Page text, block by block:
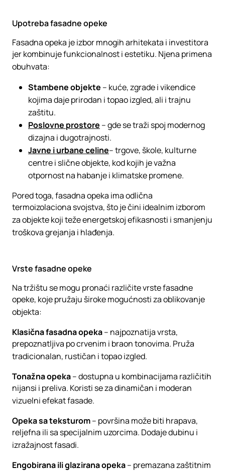
Upotreba fasadne opeke
Fasadna opeka je izbor mnogih arhitekata i investitora
jer kombinuje funkcionalnost i estetiku. Njena primena
obuhvata:
Stambene objekte – kuće, zgrade i vikendice
kojima daje prirodan i topao izgled, ali i trajnu
zaštitu.
Poslovne prostore – gde se traži spoj modernog
dizajna i dugotrajnosti.
Javne i urbane celine– trgove, škole, kulturne
centre i slične objekte, kod kojih je važna
otpornost na habanje i klimatske promene.
Pored toga, fasadna opeka ima odlična
termoizolaciona svojstva, što je čini idealnim izborom
za objekte koji teže energetskoj efikasnosti i smanjenju
troškova grejanja i hlađenja.
Vrste fasadne opeke
Na tržištu se mogu pronaći različite vrste fasadne
opeke, koje pružaju široke mogućnosti za oblikovanje
objekta:
Klasična fasadna opeka– najpoznatija vrsta,
prepoznatljiva po crvenim i braon tonovima. Pruža
tradicionalan, rustičan i topao izgled.
Tonažna opeka– dostupna u kombinacijama različitih
nijansi i preliva. Koristi se za dinamičan i moderan
vizuelni efekat fasade.
Opeka sa teksturom– površina može biti hrapava,
reljefna ili sa specijalnim uzorcima. Dodaje dubinu i
izražajnost fasadi.
Engobirana ili glazirana opeka– premazana zaštitnim